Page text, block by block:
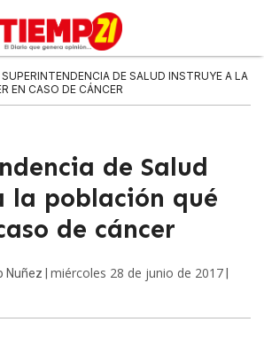
SUPERINTENDENCIA DE SALUD INSTRUYE A LA
EN CASO DE CÁNCER
de Salud
la población qué
de cáncer
Nuñez | miércoles 28 de junio de 2017